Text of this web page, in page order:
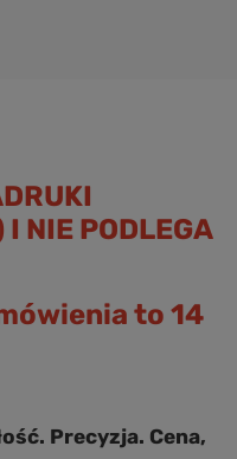
NIE PODLEGA
to 14
Precyzja. Cena,